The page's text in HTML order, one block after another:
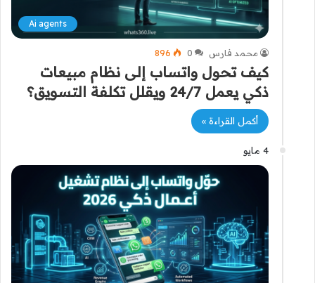
Ai agents
محمد فارس 0
896
كيف تحول واتساب إلى نظام مبيعات
ذكي يعمل 24/7 ويقلل تكلفة التسويق؟
أكمل القراءة »
4 مايو